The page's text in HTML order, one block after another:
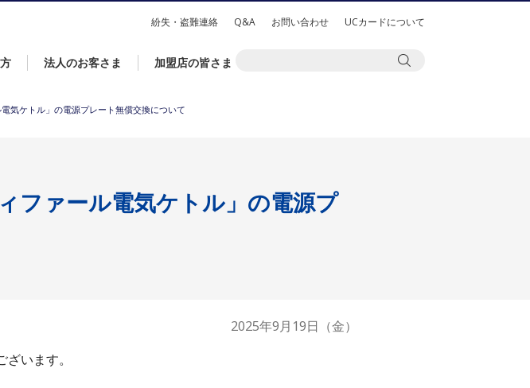
紛失・盗難連絡 Q&A お問い合わせ UCカードについて
法人のお客さま 加盟店の皆さま
気ケトル」の電源プレート無償交換について
ファール電気ケトル」の電源プ
2025年9月19日（金）
います。